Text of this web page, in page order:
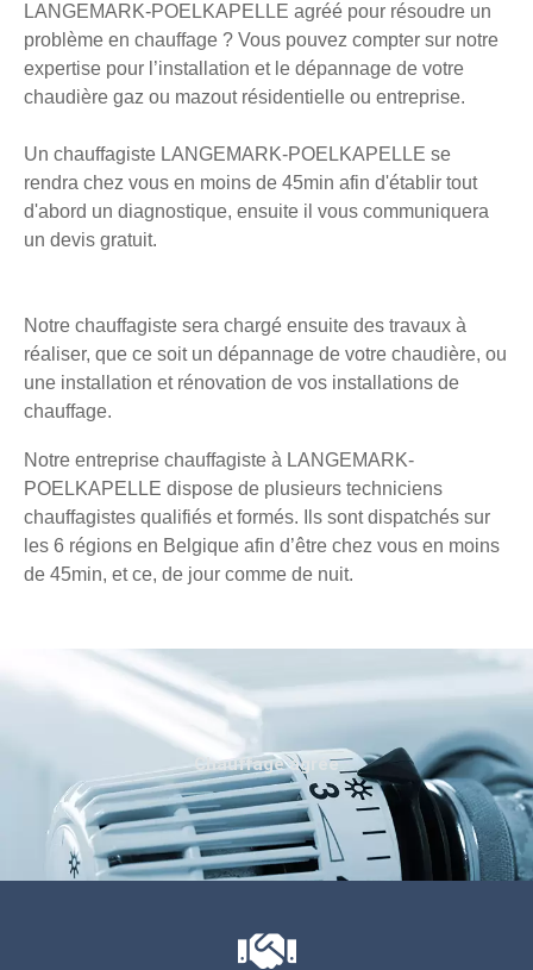
LANGEMARK-POELKAPELLE agréé pour résoudre un
problème en chauffage ? Vous pouvez compter sur notre
expertise pour l’installation et le dépannage de votre
chaudière gaz ou mazout résidentielle ou entreprise.
Un chauffagiste LANGEMARK-POELKAPELLE se
rendra chez vous en moins de 45min afin d'établir tout
d'abord un diagnostique, ensuite il vous communiquera
un devis gratuit.
Notre chauffagiste sera chargé ensuite des travaux à
réaliser, que ce soit un dépannage de votre chaudière, ou
une installation et rénovation de vos installations de
chauffage.
Notre entreprise chauffagiste à LANGEMARK-
POELKAPELLE dispose de plusieurs techniciens
chauffagistes qualifiés et formés. Ils sont dispatchés sur
les 6 régions en Belgique afin d’être chez vous en moins
de 45min, et ce, de jour comme de nuit.
Chauffage agréé